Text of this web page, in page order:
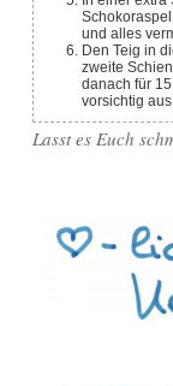
und alles
Den Teig in die Backform geben und im Backofen auf die
zweite
danach für
vorsichtig
Lasst es Euch